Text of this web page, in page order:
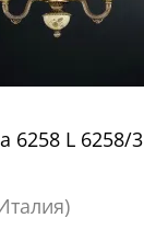
6258 L 6258/3